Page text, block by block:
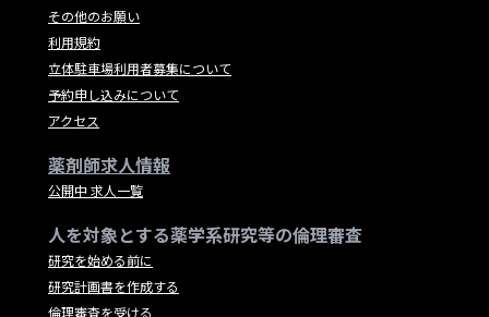
その他のお願い
利用規約
立体駐車場利用者募集について
予約申し込みについて
アクセス
薬剤師求人情報
公開中 求人一覧
人を対象とする薬学系研究等の倫理審査
研究を始める前に
研究計画書を作成する
倫理審査を受ける